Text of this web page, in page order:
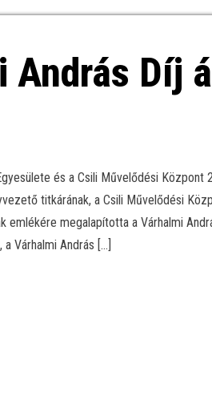
András Díj
és a Csili Művelődési
titkárának, a Csili Művelődési
emlékére megalapította a Várhalmi
Várhalmi András […]